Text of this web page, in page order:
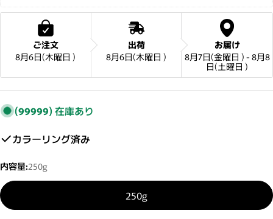
ご注文
8月6日(木曜日 )
出荷
8月6日(木曜日 )
お届け
8月7日(金曜日 ) - 8月8
日(土曜日 )
(99999)在庫あり
カラーリング済み
内容量:250g
250g